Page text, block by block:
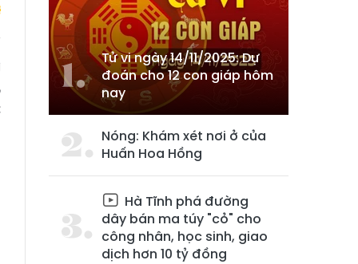
Tử vi ngày 14/11/2025: Dự
đoán cho 12 con giáp hôm
nay
Nóng: Khám xét nơi ở của
Huấn Hoa Hồng
Hà Tĩnh phá đường
dây bán ma túy "cỏ" cho
công nhân, học sinh, giao
dịch hơn 10 tỷ đồng